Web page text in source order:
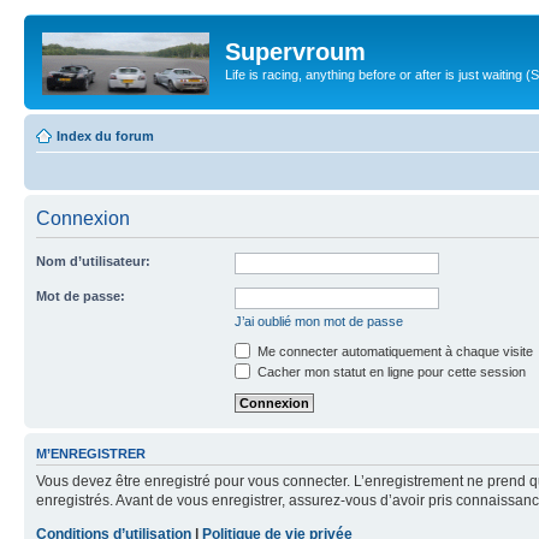
Supervroum
Life is racing, anything before or after is just waiting
Index du forum
Connexion
Nom d’utilisateur:
Mot de passe:
J’ai oublié mon mot de passe
Me connecter automatiquement à chaque visite
Cacher mon statut en ligne pour cette session
M’ENREGISTRER
Vous devez être enregistré pour vous connecter. L’enregistrement ne
enregistrés. Avant de vous enregistrer, assurez-vous d’avoir pris
Conditions d’utilisation
Politique de vie privée